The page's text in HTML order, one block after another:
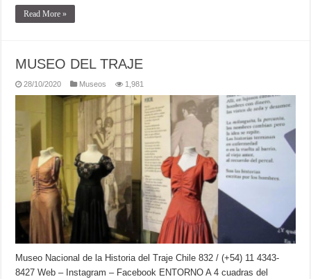
Read More »
MUSEO DEL TRAJE
28/10/2020 Museos 1,981
Museo Nacional de la Historia del Traje Chile 832 / (+54) 11 4343-
8427 Web – Instagram – Facebook ENTORNO A 4 cuadras del